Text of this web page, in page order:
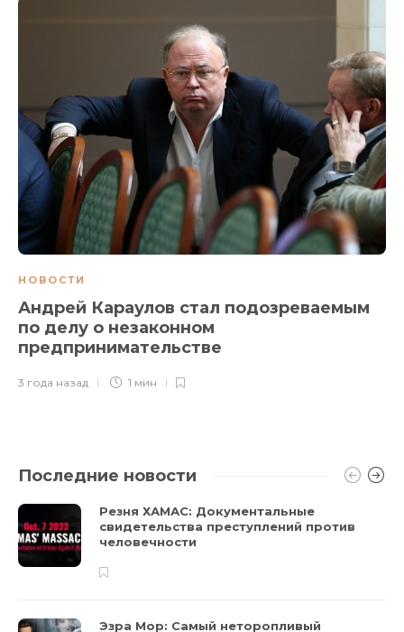
НОВОСТИ
Андрей Караулов стал подозреваемым
по делу о незаконном
предпринимательстве
3 года назад 1 мин
Последние новости
Резня ХАМАС: Документальные
свидетельства преступлений против
человечности
Эзра Мор: Самый неторопливый